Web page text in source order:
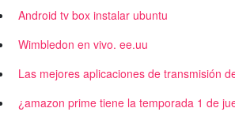
Android tv box instalar ubuntu
Wimbledon en vivo. ee.uu
Las mejores aplicaciones de transmisión
¿amazon prime tiene la temporada 1 de